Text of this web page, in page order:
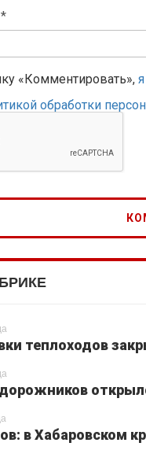
«Комментировать»,
обработки
теплоходов
в Хабаровском